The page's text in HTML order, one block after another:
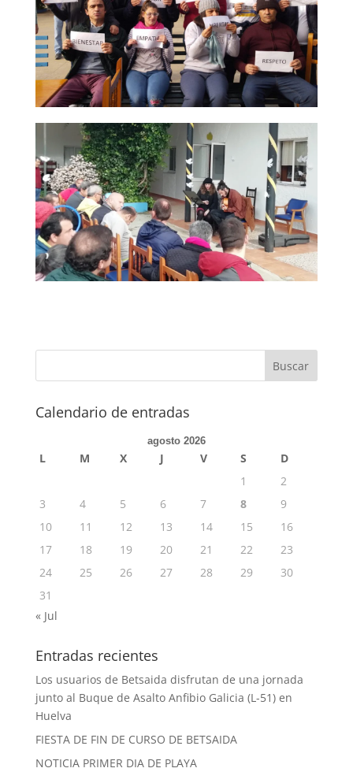
Calendario de entradas
agosto 2026
L M X J V S
D
1
2
3
4 5 6 7 8
9
10
11 12 13 14 15
16
17
18 19 20 21 22
23
24
25 26 27 28 29
30
31
« Jul
Entradas recientes
Los usuarios de Betsaida disfrutan de una jornada
junto al Buque de Asalto Anfibio Galicia (L-51) en
Huelva
FIESTA DE FIN DE CURSO DE BETSAIDA
NOTICIA PRIMER DIA DE PLAYA